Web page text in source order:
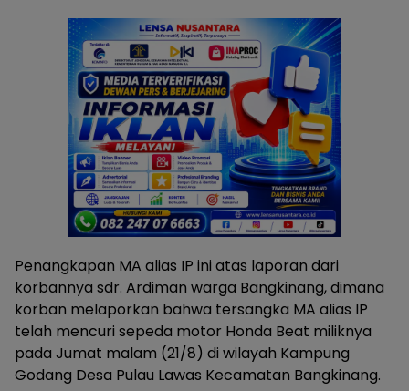
Penangkapan MA alias IP ini atas laporan dari
korbannya sdr. Ardiman warga Bangkinang, dimana
korban melaporkan bahwa tersangka MA alias IP
telah mencuri sepeda motor Honda Beat miliknya
pada Jumat malam (21/8) di wilayah Kampung
Godang Desa Pulau Lawas Kecamatan Bangkinang.